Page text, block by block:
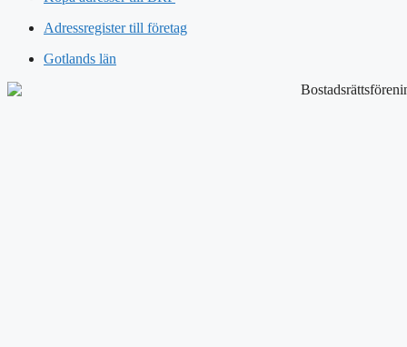
Adressregister till företag
Gotlands län